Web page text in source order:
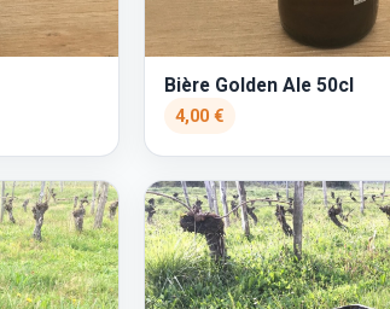
Bière Golden Ale 50cl
4,00 €